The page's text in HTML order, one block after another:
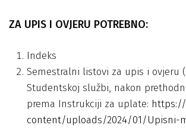
ZA UPIS I OVJERU POTREBNO:
Indeks
Semestralni listovi za upis i ovjeru
Studentskoj službi, nakon
prema Instrukciji za uplate:
content/uploads/2024/01/Upisni-